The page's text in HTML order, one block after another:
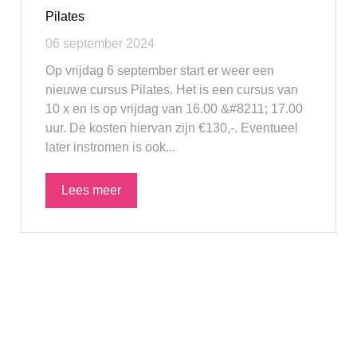
Pilates
06 september 2024
Op vrijdag 6 september start er weer een
nieuwe cursus Pilates. Het is een cursus van
10 x en is op vrijdag van 16.00 &#8211; 17.00
uur. De kosten hiervan zijn €130,-. Eventueel
later instromen is ook...
Lees meer